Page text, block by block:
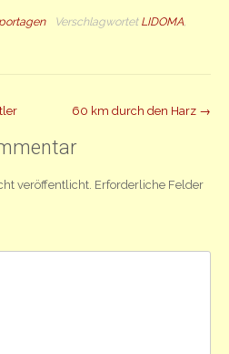
Verschlagwortet LIDOMA,
60 km durch den Harz →
veröffentlicht. Erforderliche Felder